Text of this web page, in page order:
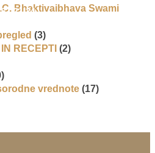
21 24
Bhaktivaibhava Swami
(3)
RECEPTI (2)
vrednote (17)